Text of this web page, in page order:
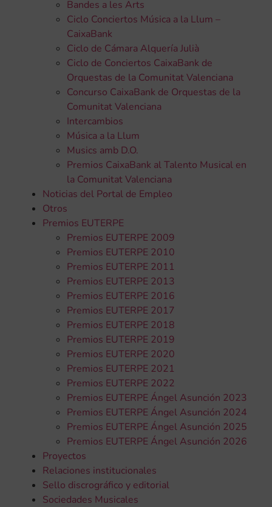
Bandes a les Arts
Ciclo Conciertos Música a la Llum –
CaixaBank
Ciclo de Cámara Alquería Julià
Ciclo de Conciertos CaixaBank de
Orquestas de la Comunitat Valenciana
Concurso CaixaBank de Orquestas de la
Comunitat Valenciana
Intercambios
Música a la Llum
Musics amb D.O.
Premios CaixaBank al Talento Musical en
la Comunitat Valenciana
Noticias del Portal de Empleo
Otros
Premios EUTERPE
Premios EUTERPE 2009
Premios EUTERPE 2010
Premios EUTERPE 2011
Premios EUTERPE 2013
Premios EUTERPE 2016
Premios EUTERPE 2017
Premios EUTERPE 2018
Premios EUTERPE 2019
Premios EUTERPE 2020
Premios EUTERPE 2021
Premios EUTERPE 2022
Premios EUTERPE Ángel Asunción 2023
Premios EUTERPE Ángel Asunción 2024
Premios EUTERPE Ángel Asunción 2025
Premios EUTERPE Ángel Asunción 2026
Proyectos
Relaciones institucionales
Sello discrográfico y editorial
Sociedades Musicales